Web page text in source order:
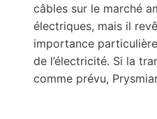
câbles sur le marché
électriques, mais il
importance
de l’électricité. Si la
comme prévu,